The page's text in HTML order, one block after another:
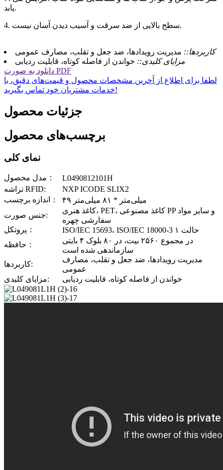
یابد.
4. سطح بالایی از ضد سرقت و آسیب دیدن آسان نیست.
کاربردها:: مدیریت رویدادها، ضد جعل و تقلب، مصارف عمومی
مزایای کلیدی:: خواندن از فاصله کوتاه، قابلیت ردیابی
دانلود به صورت PDF
لطفا برای اطلاع از آخرین مشخصات محصول و قیمت‌های دقیق، با
خدمات مشتریان خود تماس بگیرید!
جزئیات محصول
برچسب‌های محصول
نمای کلی
مدل محصول：
L0490812101H
تراشه RFID:
NXP ICODE SLIX2
اندازه برچسب：
۴۹ میلی‌متر * ۸۱ میلی‌متر
جنس صورت:
کاغذ هنری، PET، کاغذ مصنوعی PP و سایر مواد
سفارشی چهره
پروتکل：
ISO/IEC 15693، ISO/IEC 18000-3 حالت ۱
حافظه：
در مجموع ۲۵۶۰ بیت، در ۸۰ بلوک ۴ بایتی
سازماندهی شده است
کاربردها:
مدیریت رویدادها، ضد جعل و تقلب، مصارف
عمومی
مزایای کلیدی:
خواندن از فاصله کوتاه، قابلیت ردیابی